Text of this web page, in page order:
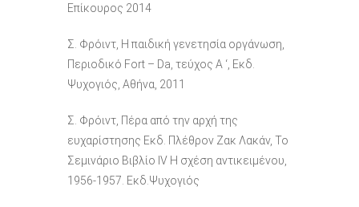
Επίκουρος 2014
Σ. Φρόιντ, Η παιδική γενετησία οργάνωση,
Περιοδικό Fort – Da, τεύχος Α ‘, Εκδ.
Ψυχογιός, Αθήνα, 2011
Σ. Φρόιντ, Πέρα από την αρχή της
ευχαρίστησης Εκδ. Πλέθρον Ζακ Λακάν, Το
Σεμινάριο Βιβλίο IV Η σχέση αντικειμένου,
1956-1957. Εκδ.Ψυχογιός